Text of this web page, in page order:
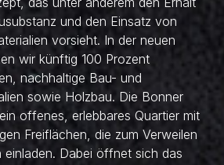
und den Einsatz von
vorsieht. In der neuen
wir künftig 100 Prozent
nachhaltige Bau- und
sowie Holzbau. Die Bonner
offenes, erlebbares Quartier mit
Freiflächen, die zum Verweilen
einladen. Dabei öffnet sich das